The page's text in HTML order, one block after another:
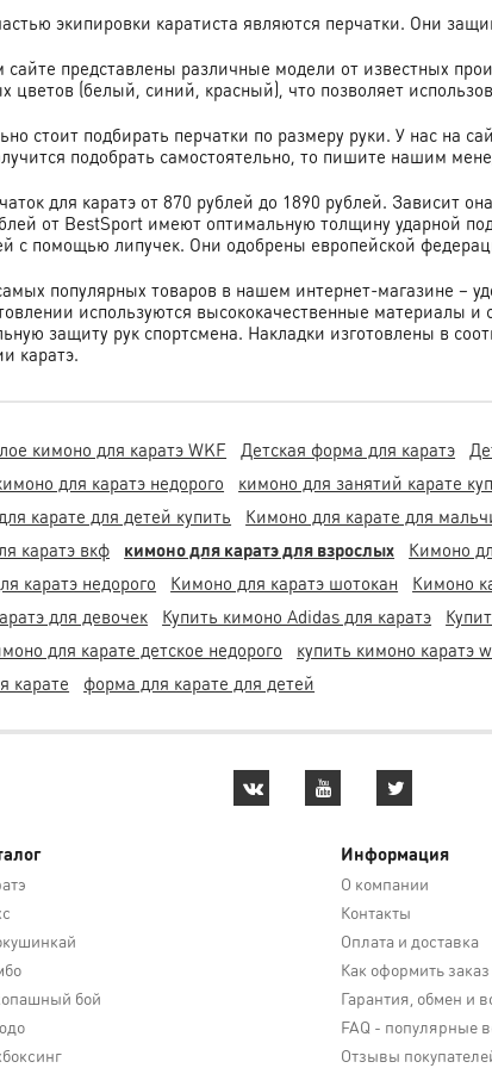
экипировки каратиста являются перчатки. Они
представлены различные модели от известных
цветов (белый, синий, красный), что позволяет
стоит подбирать перчатки по размеру руки. У нас на
подобрать самостоятельно, то пишите нашим
для каратэ от 870 рублей до 1890 рублей. Зависит
от BestSport имеют оптимальную толщину ударной
с помощью липучек. Они одобрены европейской
популярных товаров в нашем интернет-магазине –
используются высококачественные материалы
защиту рук спортсмена. Накладки изготовлены в
каратэ.
кимоно для каратэ WKF Детская форма для каратэ
для каратэ недорого
кимоно для занятий карате
карате для детей купить
Кимоно для карате для
каратэ вкф
кимоно для каратэ для взрослых Кимоно
каратэ недорого
Кимоно для каратэ шотокан Кимоно
для девочек
Купить кимоно Adidas для каратэ
для карате детское недорого
купить кимоно каратэ
карате
форма для карате для детей
бой
Информация
О компании
Контакты
Оплата и доставка
Как оформить заказ
Гарантия, обмен и
FAQ - популярные
Отзывы